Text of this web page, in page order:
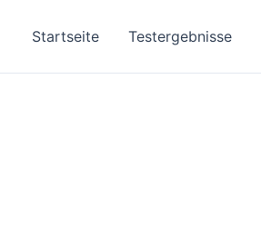
Startseite Testergebnisse